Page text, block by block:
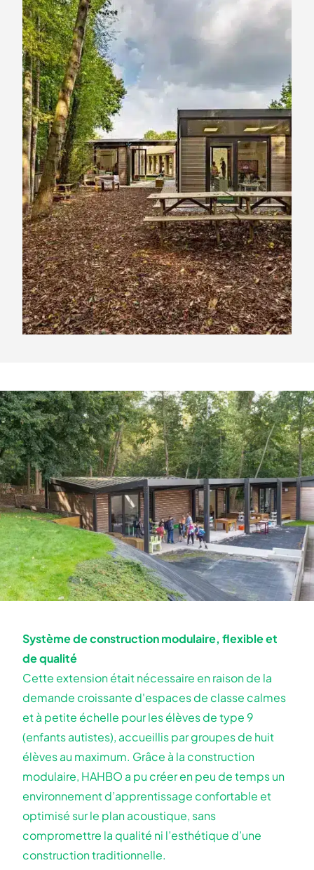
Système de construction modulaire, flexible et
de qualité
Cette extension était nécessaire en raison de la
demande croissante d'espaces de classe calmes
et à petite échelle pour les élèves de type 9
(enfants autistes), accueillis par groupes de huit
élèves au maximum. Grâce à la construction
modulaire, HAHBO a pu créer en peu de temps un
environnement d’apprentissage confortable et
optimisé sur le plan acoustique, sans
compromettre la qualité ni l’esthétique d’une
construction traditionnelle.